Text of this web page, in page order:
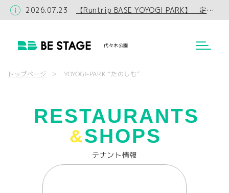
2026.07.23 【Runtrip BASE YOYOGI PARK】 定休日・カフェ営業時間変更のお知らせ
代々木公園
トップページ YOYOGI-PARK “たのしむ”
RESTAURANTS
&SHOPS
テナント情報